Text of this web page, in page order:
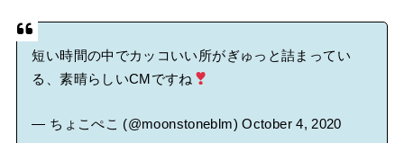
短い時間の中でカッコいい所がぎゅっと詰まってい
る、素晴らしいCMですね
— ちょこぺこ (@moonstoneblm)October 4, 2020